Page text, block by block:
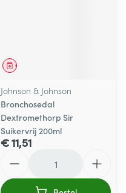
Geneesmiddel
Johnson & Johnson
Bronchosedal
Dextromethorp Sir
Suikervrij 200ml
€ 11,51